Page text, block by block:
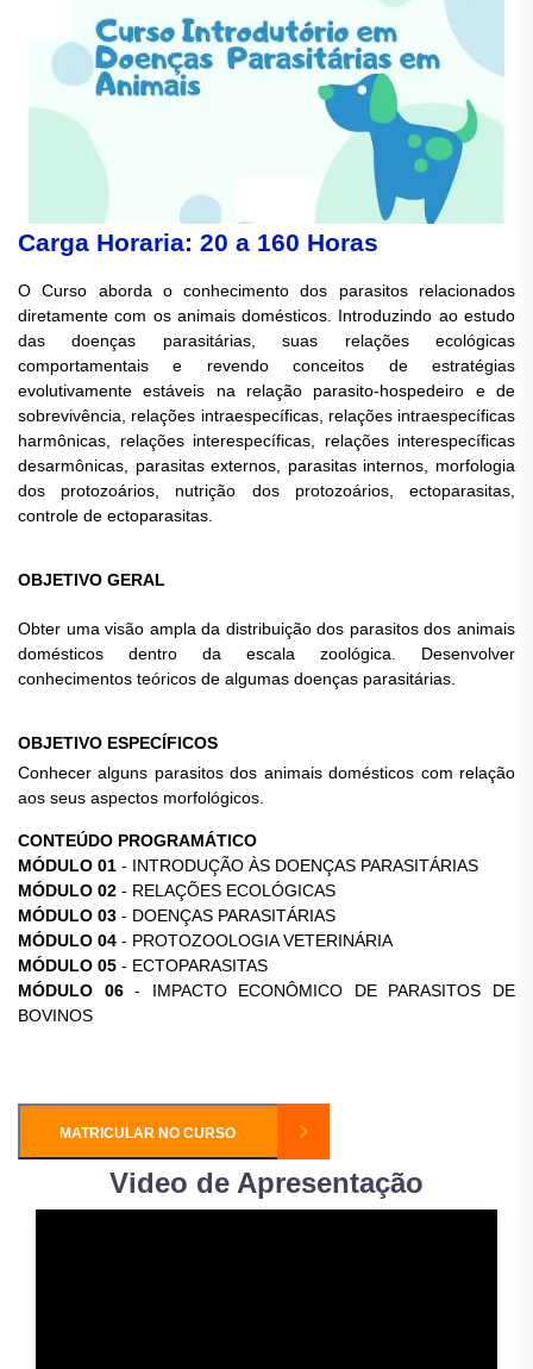
Carga Horaria: 20 a 160 Horas
O Curso aborda o conhecimento dos parasitos relacionados
diretamente com os animais domésticos. Introduzindo ao estudo
das doenças parasitárias, suas relações ecológicas
comportamentais e revendo conceitos de estratégias
evolutivamente estáveis na relação parasito-hospedeiro e de
sobrevivência, relações intraespecíficas, relações intraespecíficas
harmônicas, relações interespecíficas, relações interespecíficas
desarmônicas, parasitas externos, parasitas internos, morfologia
dos protozoários, nutrição dos protozoários, ectoparasitas,
controle de ectoparasitas.
OBJETIVO GERAL
Obter uma visão ampla da distribuição dos parasitos dos animais
domésticos dentro da escala zoológica. Desenvolver
conhecimentos teóricos de algumas doenças parasitárias.
OBJETIVO ESPECÍFICOS
Conhecer alguns parasitos dos animais domésticos com relação
aos seus aspectos morfológicos.
CONTEÚDO PROGRAMÁTICO
MÓDULO 01 - INTRODUÇÃO ÀS DOENÇAS PARASITÁRIAS
MÓDULO 02 - RELAÇÕES ECOLÓGICAS
MÓDULO 03 - DOENÇAS PARASITÁRIAS
MÓDULO 04 - PROTOZOOLOGIA VETERINÁRIA
MÓDULO 05 - ECTOPARASITAS
MÓDULO 06- IMPACTO ECONÔMICO DE PARASITOS DE
BOVINOS
MATRICULAR NO CURSO
Video de Apresentação